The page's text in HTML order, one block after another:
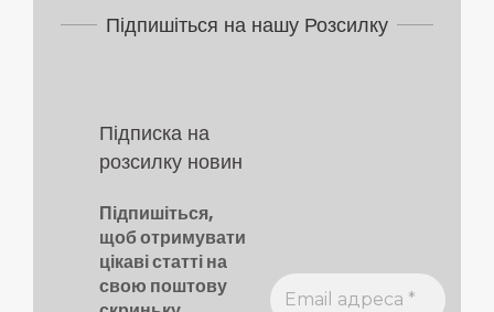
Підпишіться на нашу Розсилку
Підписка на
розсилку новин
Підпишіться,
щоб отримувати
цікаві статті на
свою поштову